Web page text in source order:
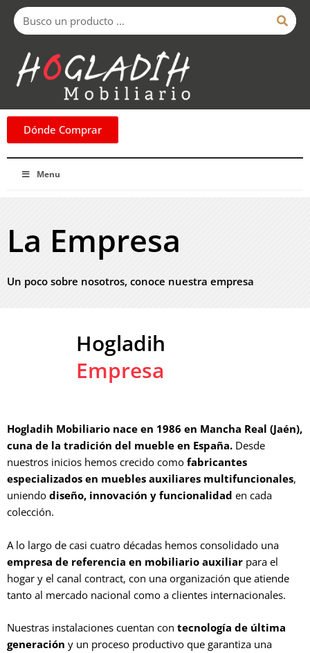
Buscar
Menu
Dónde Comprar
La Empresa
Un poco sobre nosotros, conoce nuestra empresa
Hogladih
Empresa
Hogladih Mobiliario nace en 1986 en Mancha Real (Jaén),
cuna de la tradición del mueble en España. Desde
nuestros inicios hemos crecido como fabricantes
especializados en muebles auxiliares multifuncionales,
uniendo diseño, innovación y funcionalidad en cada
colección.
A lo largo de casi cuatro décadas hemos consolidado una
empresa de referencia en mobiliario auxiliar para el
hogar y el canal contract, con una organización que atiende
tanto al mercado nacional como a clientes internacionales.
Nuestras instalaciones cuentan con tecnología de última
generación y un proceso productivo que garantiza una